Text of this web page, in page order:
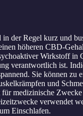
in der Regel kurz und
höheren CBD-
Wirkstoff in
verantwortlich ist.
Sie können zu
und
medizinische Zwecke
verwendet
Einschlafen.